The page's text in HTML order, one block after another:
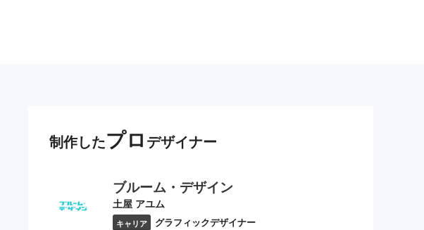
制作したプロ デザイナー
ブルーム・デザイン
土屋 アユム
キャリア グラフィックデザイナー